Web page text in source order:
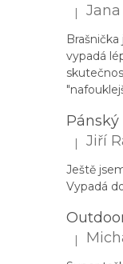
|
vypadá
| Jiří
Ještě
Vypadá
|